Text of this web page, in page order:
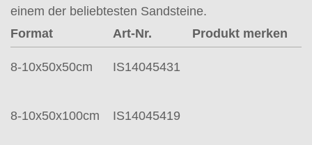
einem der beliebtesten Sandsteine.
Format
Art-Nr. Produkt merken
8-10x50x50cm IS14045431
8-10x50x100cm IS14045419